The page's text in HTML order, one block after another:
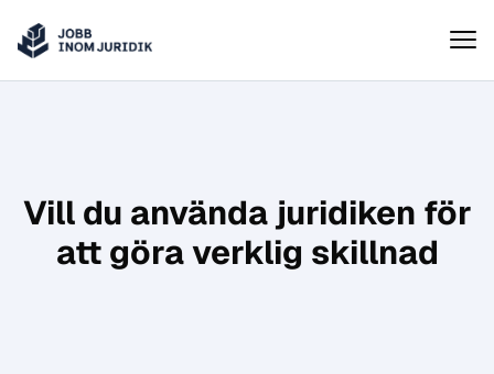
Hoppa till innehåll
Jobbinomjuridik
Vill du använda juridiken för
att göra verklig skillnad